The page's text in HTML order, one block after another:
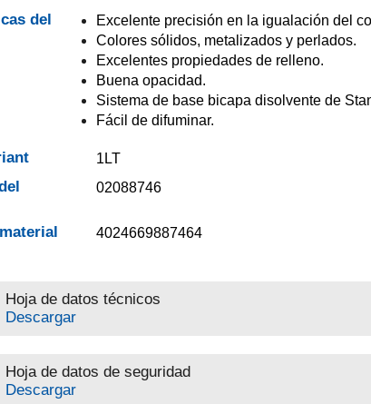
del
Excelente precisión en la igualación del
Colores sólidos, metalizados y perlados.
Excelentes propiedades de relleno.
Buena opacidad.
Sistema de base bicapa disolvente de
Fácil de difuminar.
1LT
02088746
4024669887464
Hoja de datos técnicos
Descargar
Hoja de datos de seguridad
Descargar